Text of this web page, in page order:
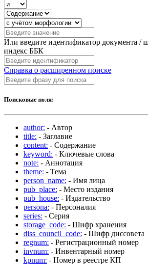
Или введите идентификатор документа /
индекс ББК
Справка о расширенном поиске
Поисковые поля:
author: - Автор
title: - Заглавие
content: - Содержание
keyword: - Ключевые слова
note: - Аннотация
theme: - Тема
person_name: - Имя лица
pub_place: - Место издания
pub_house: - Издательство
persona: - Персоналия
series: - Серия
storage_code: - Шифр хранения
diss_council_code: - Шифр диссовета
regnum: - Регистрационный номер
invnum: - Инвентарный номер
kpnum: - Номер в реестре КП